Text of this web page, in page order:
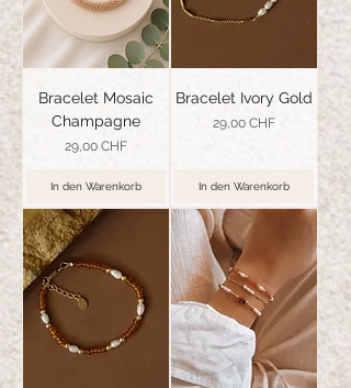
Bracelet Mosaic
Champagne
Preis
29,00 CHF
In den Warenkorb
Bracelet Ivory Gold
Preis
29,00 CHF
In den Warenkorb